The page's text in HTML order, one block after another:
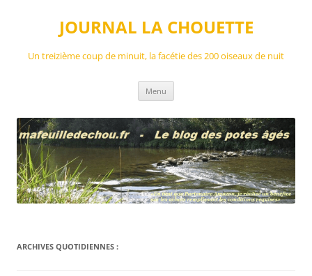
JOURNAL LA CHOUETTE
Un treizième coup de minuit, la facétie des 200 oiseaux de nuit
Menu
ARCHIVES QUOTIDIENNES :